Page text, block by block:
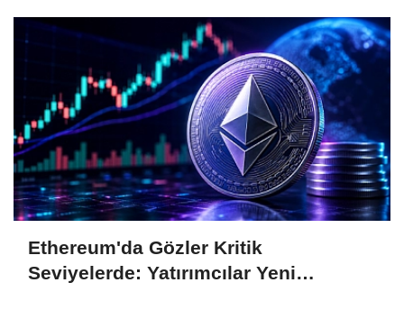
Ethereum'da Gözler Kritik
Seviyelerde: Yatırımcılar Yeni